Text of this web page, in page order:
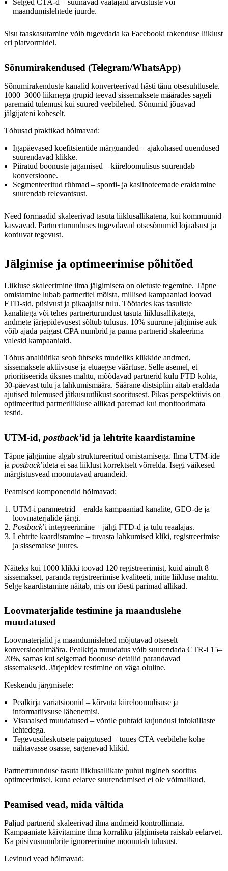
Selged CTA-d – suunavad vaatajaid arvustuste või
maandumislehtede juurde.
Sisu taaskasutamine võib tugevdada ka Facebooki rakenduse liiklust
eri platvormidel.
Sõnumirakendused (Telegram/WhatsApp)
Sõnumirakenduste kanalid konverteerivad hästi tänu otsesuhtlusele.
1000–3000 liikmega grupid teevad sissemaksete määrades sageli
paremaid tulemusi kui suured veebilehed. Sõnumid jõuavad
jälgijateni koheselt.
Tõhusad praktikad hõlmavad:
Igapäevased koefitsientide märguanded – ajakohased uuendused
suurendavad klikke.
Piiratud boonuste jagamised – kiireloomulisus suurendab
konversioone.
Segmenteeritud rühmad – spordi- ja kasiinoteemade eraldamine
suurendab relevantsust.
Need formaadid skaleerivad tasuta liiklusallikatena, kui kommuunid
kasvavad. Partnerturunduses tugevdavad otsesõnumid lojaalsust ja
korduvat tegevust.
Jälgimise ja optimeerimise põhitõed
Liikluse skaleerimine ilma jälgimiseta on oletuste tegemine. Täpne
omistamine lubab partneritel mõista, millised kampaaniad loovad
FTD-sid, püsivust ja pikaajalist tulu. Töötades kas tasuliste
kanalitega või tehes partnerturundust tasuta liiklusallikatega,
andmete järjepidevusest sõltub tulusus. 10% suurune jälgimise auk
võib ajada paigast CPA numbrid ja panna partnerid skaleerima
valesid kampaaniaid.
Tõhus analüütika seob ühtseks mudeliks klikkide andmed,
sissemaksete aktiivsuse ja eluaegse väärtuse. Selle asemel, et
prioritiseerida üksnes mahtu, mõõdavad partnerid kulu FTD kohta,
30-päevast tulu ja lahkumismäära. Säärane distsipliin aitab eraldada
ajutised tulemused jätkusuutlikust sooritusest. Pikas perspektiivis on
optimeeritud partnerliikluse allikad paremad kui monitoorimata
testid.
UTM-id, postback’id ja lehtrite kaardistamine
Täpne jälgimine algab struktureeritud omistamisega. Ilma UTM-ide
ja postback’ideta ei saa liiklust korrektselt võrrelda. Isegi väikesed
märgistusvead moonutavad aruandeid.
Peamised komponendid hõlmavad:
UTM-i parameetrid – eralda kampaaniad kanalite, GEO-de ja
loovmaterjalide järgi.
Postback’i integreerimine – jälgi FTD-d ja tulu reaalajas.
Lehtrite kaardistamine – tuvasta lahkumised kliki, registreerimise
ja sissemakse juures.
Näiteks kui 1000 klikki toovad 120 registreerimist, kuid ainult 8
sissemakset, paranda registreerimise kvaliteeti, mitte liikluse mahtu.
Selge kaardistamine näitab, mis on tõesti parimad allikad.
Loovmaterjalide testimine ja maanduslehe
muudatused
Loovmaterjalid ja maandumislehed mõjutavad otseselt
konversioonimäära. Pealkirja muudatus võib suurendada CTR-i 15–
20%, samas kui selgemad boonuse detailid parandavad
sissemakseid. Järjepidev testimine on väga oluline.
Keskendu järgmisele:
Pealkirja variatsioonid – kõrvuta kiireloomulisuse ja
informatiivsuse lähenemisi.
Visuaalsed muudatused – võrdle puhtaid kujundusi infoküllaste
lehtedega.
Tegevusüleskutsete paigutused – tuues CTA veebilehe kohe
nähtavasse osasse, sagenevad klikid.
Partnerturunduse tasuta liiklusallikate puhul tugineb sooritus
optimeerimisel, kuna eelarve suurendamised ei ole võimalikud.
Peamised vead, mida vältida
Paljud partnerid skaleerivad ilma andmeid kontrollimata.
Kampaaniate käivitamine ilma korraliku jälgimiseta raiskab eelarvet.
Ka püsivusnumbrite ignoreerimine moonutab tulusust.
Levinud vead hõlmavad: